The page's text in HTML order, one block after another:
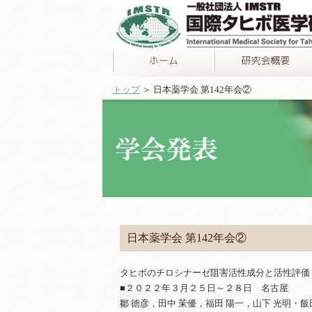
トップ＞ 日本薬学会 第142年会②
日本薬学会 第142年会②
タヒボのチロシナーゼ阻害活性成分と活性評価
■２０２２年３月２５日～２８日 名古屋
鄒 徳彦，田中 茉優，福田 陽一，山下 光明・飯